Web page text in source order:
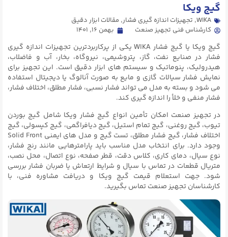
گیج ویکا
WIKA
, تجهیزات اندازه گیری فشار, مقالات ابزار دقیق
کارشناس فنی تجهیز صنعت
بهمن ۱۶, ۱۴۰۱
گیج ویکا یا گیج فشار WIKA یکی از پرکاربردترین تجهیزات اندازه گیری
فشار در صنایع نفت، گاز، پتروشیمی، نیروگاه، بخار، آب و فاضلاب،
هیدرولیک، پنوماتیک و سیستم های ابزار دقیق است. این تجهیز برای
نمایش فشار سیالات گازی و مایع به صورت آنالوگ یا دیجیتال استفاده
می شود و بسته به مدل می تواند فشار نسبی، فشار مطلق، اختلاف فشار،
فشار منفی و خلأ را اندازه گیری کند.
در تجهیز صنعت امکان تأمین انواع گیج فشار ویکا شامل گیج بوردن
تیوب، گیج روغنی، گیج تمام استیل، گیج دیافراگمی، گیج کپسولی، گیج
اختلاف فشار، گیج فشار مطلق، تست گیج و مدل های ایمنی Solid Front
وجود دارد. برای انتخاب مدل مناسب باید پارامترهایی مانند رنج فشار،
نوع سیال، دمای کاری، کلاس دقت، قطر صفحه، نوع اتصال، محل نصب،
متریال قطعات در تماس با سیال و شرایط ارتعاش یا ضربان فشار بررسی
شود. جهت استعلام قیمت گیج ویکا و دریافت مشاوره فنی، با
کارشناسان تجهیز صنعت تماس بگیرید.